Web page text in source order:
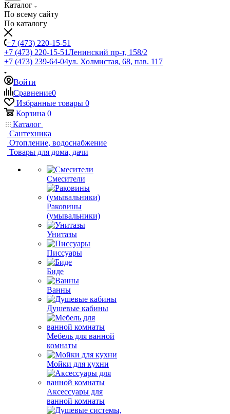
Каталог
По всему сайту
По каталогу
+7 (473) 220-15-51
+7 (473) 220-15-51Ленинский пр-т, 158/2
+7 (473) 239-64-04ул. Холмистая, 68, пав. 117
Войти
Сравнение0
Избранные товары 0
Корзина 0
Каталог
Сантехника
Отопление, водоснабжение
Товары для дома, дачи
Смесители
Раковины
(умывальники)
Унитазы
Писсуары
Биде
Ванны
Душевые кабины
Мебель для ванной
комнаты
Мойки для кухни
Аксессуары для
ванной комнаты